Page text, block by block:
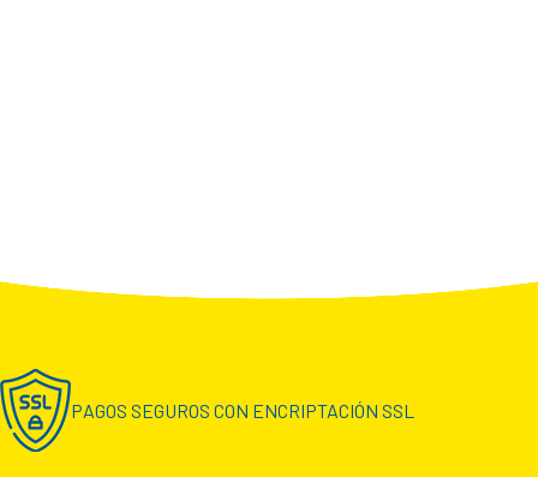
PAGOS SEGUROS CON ENCRIPTACIÓN SSL